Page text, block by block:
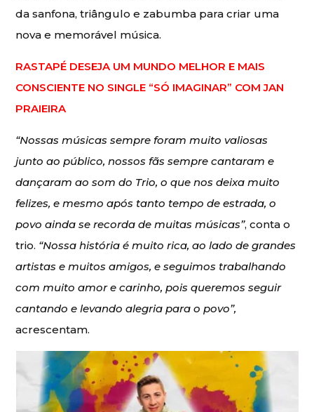
da sanfona, triângulo e zabumba para criar uma
nova e memorável música.
RASTAPÉ DESEJA UM MUNDO MELHOR E MAIS
CONSCIENTE NO SINGLE “SÓ IMAGINAR” COM JAN
PRAIEIRA
“Nossas músicas sempre foram muito valiosas
junto ao público, nossos fãs sempre cantaram e
dançaram ao som do Trio, o que nos deixa muito
felizes, e mesmo após tanto tempo de estrada, o
povo ainda se recorda de muitas músicas”, conta o
trio. “Nossa história é muito rica, ao lado de grandes
artistas e muitos amigos, e seguimos trabalhando
com muito amor e carinho, pois queremos seguir
cantando e levando alegria para o povo”,
acrescentam.